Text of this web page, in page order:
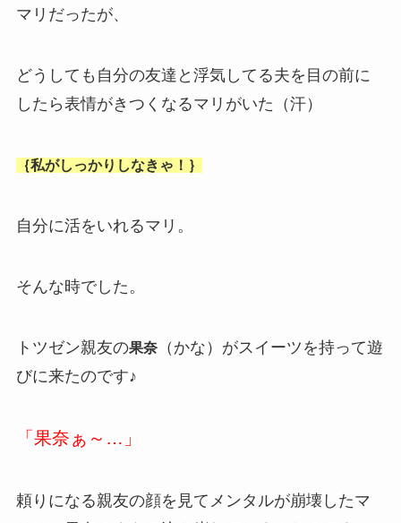
マリだったが、
どうしても自分の友達と浮気してる夫を目の前に
したら表情がきつくなるマリがいた（汗）
｛私がしっかりしなきゃ！｝
自分に活をいれるマリ。
そんな時でした。
トツゼン親友の果奈（かな）がスイーツを持って遊
びに来たのです♪
「果奈ぁ～…」
頼りになる親友の顔を見てメンタルが崩壊したマ